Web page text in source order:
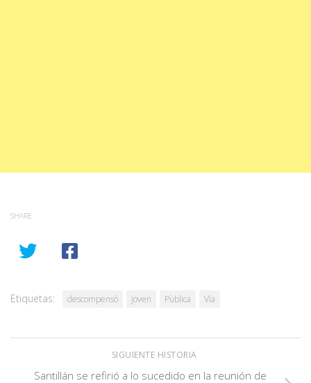
SHARE
Etiquetas: descompensò joven Pùblica Vìa
SIGUIENTE HISTORIA
Santillán se refirió a lo sucedido en la reunión de